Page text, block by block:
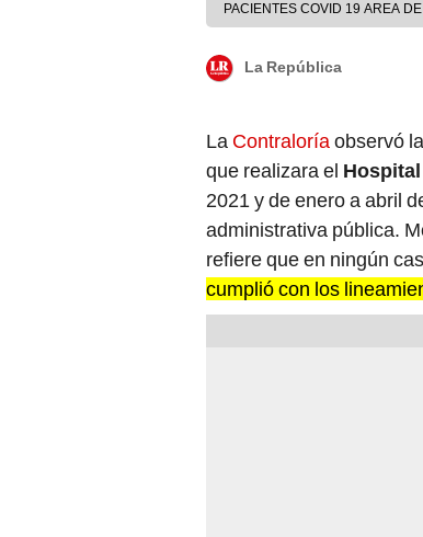
PACIENTES COVID 19 AREA
La República
La Contraloríaobservó
que realizara el
2021 y de enero a abril
administrativa pública.
refiere que en ningún
cumplió con los